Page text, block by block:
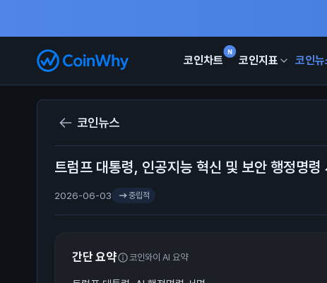
N
코인차트 코인지표 코인뉴
코인뉴스
트럼프 대통령, 인공지능 혁신 및 보안 행정명령
2026-06-03 중립적
간단 요약 코인와이 AI 요약